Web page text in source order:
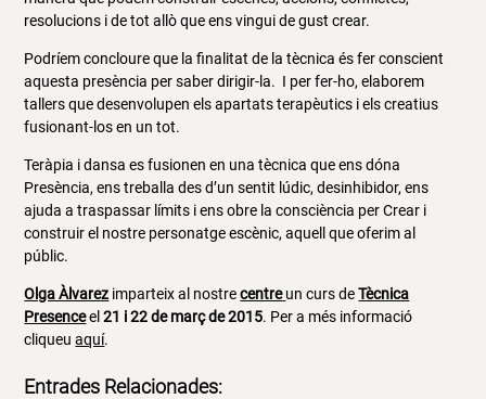
resolucions i de tot allò que ens vingui de gust crear.
Podríem concloure que la finalitat de la tècnica és fer conscient
aquesta presència per saber dirigir-la. I per fer-ho, elaborem
tallers que desenvolupen els apartats terapèutics i els creatius
fusionant-los en un tot.
Teràpia i dansa es fusionen en una tècnica que ens dóna
Presència, ens treballa des d’un sentit lúdic, desinhibidor, ens
ajuda a traspassar límits i ens obre la consciència per Crear i
construir el nostre personatge escènic, aquell que oferim al
públic.
Olga Àlvarez imparteix al nostrecentre un curs deTècnica
Presenceel21 i 22 de març de 2015. Per a més informació
cliqueuaquí.
Entrades Relacionades: